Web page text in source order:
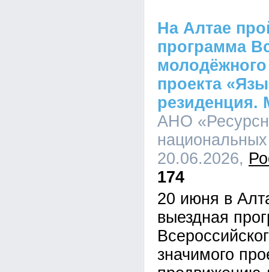
На Алтае
программа
проекта
резиденция.
АНО
20.06.2026,
174
20 июня в
выездная
значимого